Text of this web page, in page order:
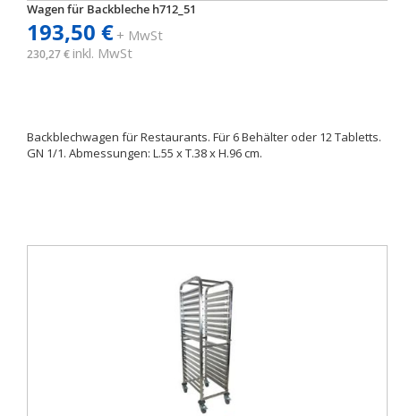
Wagen für Backbleche h712_51
193,50 €+ MwSt
230,27 € inkl. MwSt
Backblechwagen für Restaurants. Für 6 Behälter oder 12 Tabletts.
GN 1/1. Abmessungen: L.55 x T.38 x H.96 cm.